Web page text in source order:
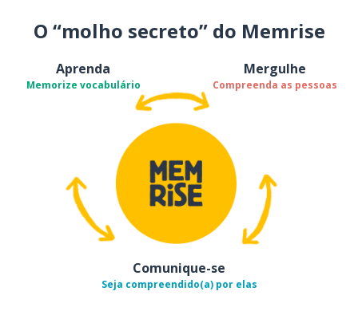
O “molho secreto” do Memrise
Aprenda
Memorize vocabulário
Mergulhe
Compreenda as pessoas
Comunique-se
Seja compreendido(a) por elas